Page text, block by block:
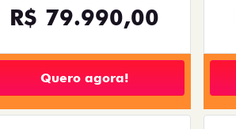
R$ 79.990,00
Quero agora!